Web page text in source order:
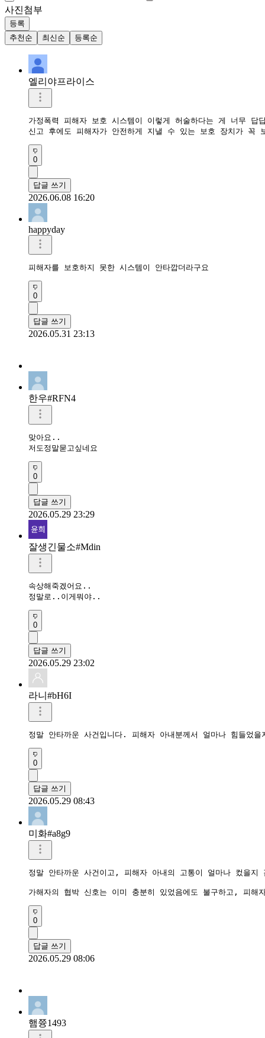
사진첨부
등록
추천순
최신순 등록순
엘리야프라이스
가정폭력 피해자 보호 시스템이 이렇게 허술하다는 게 너무
신고 후에도 피해자가 안전하게 지낼 수 있는 보호 장치가 꼭
0
답글 쓰기
2026.06.08 16:20
happyday
피해자를 보호하지 못한 시스템이 안타깝더라구요
0
답글 쓰기
2026.05.31 23:13
한우#RFN4
맞아요..
저도정말묻고싶네요
0
답글 쓰기
2026.05.29 23:29
잘생긴물소#Mdin
속상해죽겠어요..
정말로..이게뭐야..
0
답글 쓰기
2026.05.29 23:02
라니#bH6I
정말 안타까운 사건입니다. 피해자 아내분께서 얼마나 힘들었
0
답글 쓰기
2026.05.29 08:43
미화#a8g9
정말 안타까운 사건이고, 피해자 아내의 고통이 얼마나 컸을
가해자의 협박 신호는 이미 충분히 있었음에도 불구하고, 피
0
답글 쓰기
2026.05.29 08:06
햄쯍1493